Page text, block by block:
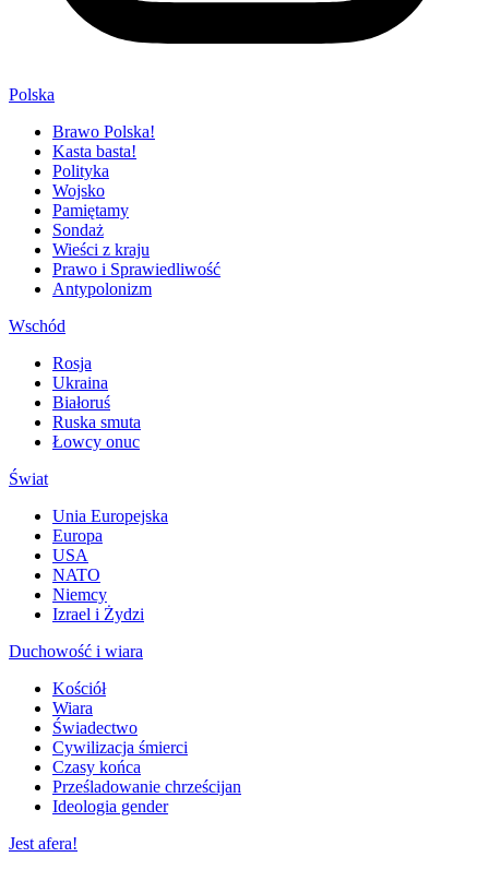
Polska
Brawo Polska!
Kasta basta!
Polityka
Wojsko
Pamiętamy
Sondaż
Wieści z kraju
Prawo i Sprawiedliwość
Antypolonizm
Wschód
Rosja
Ukraina
Białoruś
Ruska smuta
Łowcy onuc
Świat
Unia Europejska
Europa
USA
NATO
Niemcy
Izrael i Żydzi
Duchowość i wiara
Kościół
Wiara
Świadectwo
Cywilizacja śmierci
Czasy końca
Prześladowanie chrześcijan
Ideologia gender
Jest afera!